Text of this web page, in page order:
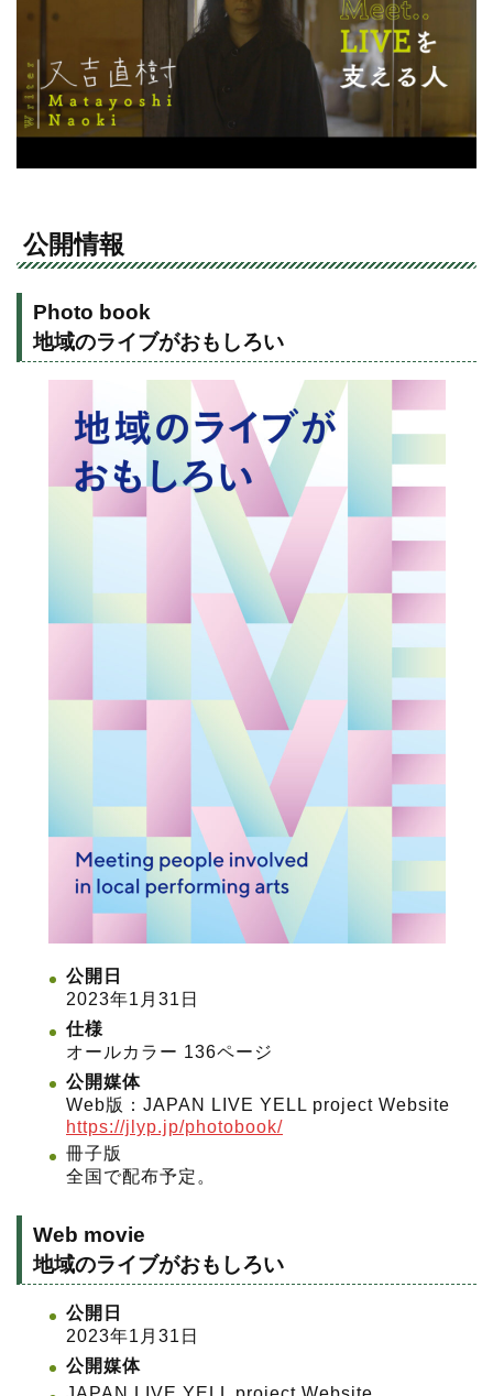
公開情報
Photo book
地域のライブがおもしろい
公開日
2023年1月31日
仕様
オールカラー 136ページ
公開媒体
Web版：JAPAN LIVE YELL project Website
https://jlyp.jp/photobook/
冊子版
全国で配布予定。
Web movie
地域のライブがおもしろい
公開日
2023年1月31日
公開媒体